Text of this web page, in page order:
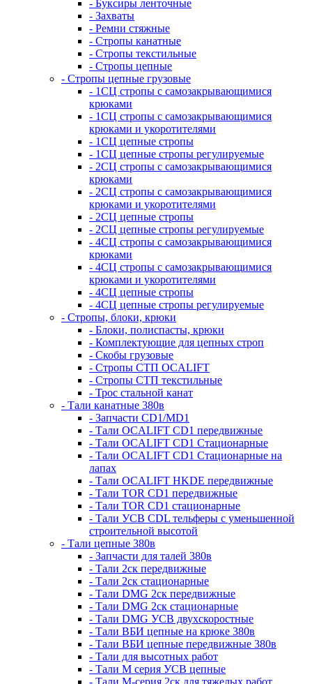
- Буксиры ленточные
- Захваты
- Ремни стяжные
- Стропы канатные
- Стропы текстильные
- Стропы цепные
- Стропы цепные грузовые
- 1СЦ стропы с самозакрывающимися
крюками
- 1СЦ стропы с самозакрывающимися
крюками и укоротителями
- 1СЦ цепные стропы
- 1СЦ цепные стропы регулируемые
- 2СЦ стропы с самозакрывающимися
крюками
- 2СЦ стропы с самозакрывающимися
крюками и укоротителями
- 2СЦ цепные стропы
- 2СЦ цепные стропы регулируемые
- 4СЦ стропы с самозакрывающимися
крюками
- 4СЦ стропы с самозакрывающимися
крюками и укоротителями
- 4СЦ цепные стропы
- 4СЦ цепные стропы регулируемые
- Стропы, блоки, крюки
- Блоки, полиспасты, крюки
- Комплектующие для цепных строп
- Скобы грузовые
- Стропы СТП OCALIFT
- Стропы СТП текстильные
- Трос стальной канат
- Тали канатные 380в
- Запчасти CD1/MD1
- Тали OCALIFT CD1 передвижные
- Тали OCALIFT CD1 Стационарные
- Тали OCALIFT CD1 Стационарные на
лапах
- Тали OCALIFT HKDE передвижные
- Тали TOR CD1 передвижные
- Тали TOR CD1 стационарные
- Тали УСВ CDL тельферы с уменьшенной
строительной высотой
- Тали цепные 380в
- Запчасти для талей 380в
- Тали 2ск передвижные
- Тали 2ск стационарные
- Тали DMG 2ск передвижные
- Тали DMG 2ск стационарные
- Тали DMG УСВ двухскоростные
- Тали ВБИ цепные на крюке 380в
- Тали ВБИ цепные передвижные 380в
- Тали для высотных работ
- Тали М серия УСВ цепные
- Тали М-серия 2ск для тяжелых работ